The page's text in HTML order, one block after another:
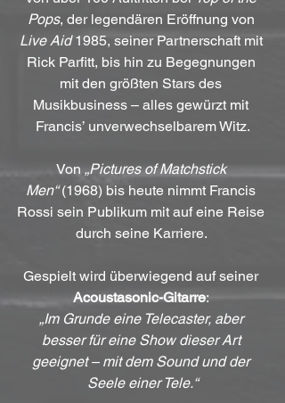
Pops, der legendären Eröffnung von
Live Aid 1985, seiner Partnerschaft mit
Rick Parfitt, bis hin zu Begegnungen
mit den größten Stars des
Musikbusiness – alles gewürzt mit
Francis’ unverwechselbarem Witz.
Von „Pictures of Matchstick
Men“ (1968) bis heute nimmt Francis
Rossi sein Publikum mit auf eine Reise
durch seine Karriere.
Gespielt wird überwiegend auf seiner
Acoustasonic-Gitarre:
„Im Grunde eine Telecaster, aber
besser für eine Show dieser Art
geeignet – mit dem Sound und der
Seele einer Tele.“